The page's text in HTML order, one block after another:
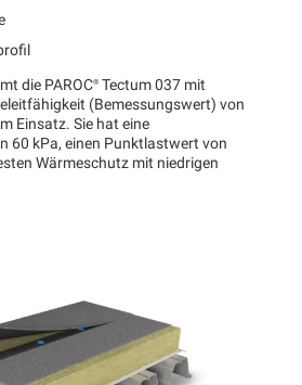
die PAROC®Tectum 037 mit
(Bemessungswert) von
Einsatz. Sie hat eine
60 kPa, einen Punktlastwert von
Wärmeschutz mit niedrigen